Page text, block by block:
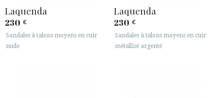
Laquenda
230 €
Sandales à talons moyens en cuir
nude
Laquenda
230 €
Sandales à talons moyens en cuir
métallisé argenté